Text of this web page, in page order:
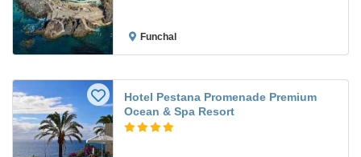
Funchal
Hotel Pestana Promenade Premium
Ocean & Spa Resort